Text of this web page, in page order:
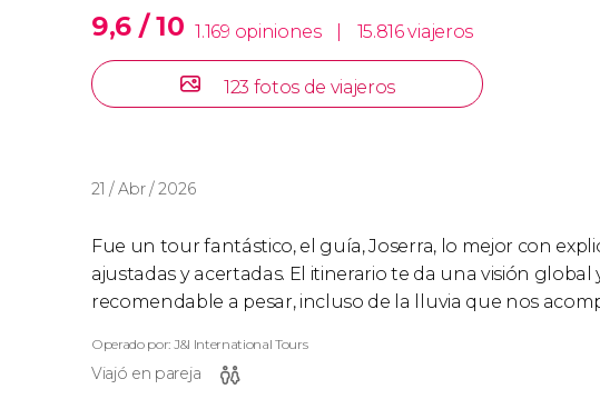
nuestro
itinerario, y recorrer la ciudad a vuestro ritmo.
9,6 / 10 1.169 opiniones 15.816 viajeros
123 fotos de viajeros
21 / Abr / 2026
Fue un tour fantástico, el guía, Joserra, lo mejor con
ajustadas y acertadas. El itinerario te da una visión global
recomendable a pesar, incluso de la lluvia que nos
Operado por: J&l International Tours
Viajó en pareja